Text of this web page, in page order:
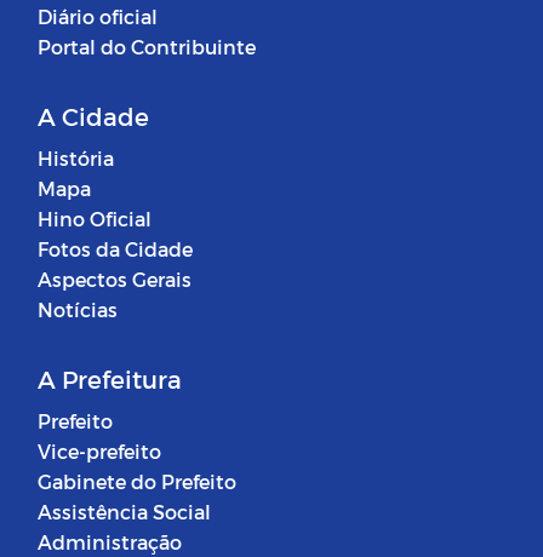
Diário oficial
Portal do Contribuinte
A Cidade
História
Mapa
Hino Oficial
Fotos da Cidade
Aspectos Gerais
Notícias
A Prefeitura
Prefeito
Vice-prefeito
Gabinete do Prefeito
Assistência Social
Administração